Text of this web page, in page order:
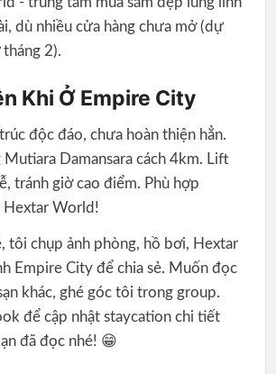
dù nhiều cửa hàng chưa mở (dự
2).
Khi Ở Empire City
độc đáo, chưa hoàn thiện hẳn.
Damansara cách 4km. Lift
tránh giờ cao điểm. Phù hợp
Hextar World!
tôi chụp ảnh phòng, hồ bơi, Hextar
Empire City để chia sẻ. Muốn đọc
khác, ghé góc tôi trong group.
để cập nhật staycation chi tiết
đã đọc nhé! 😁